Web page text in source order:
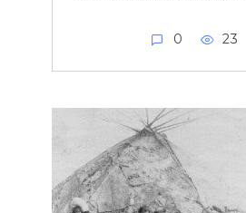
0 23